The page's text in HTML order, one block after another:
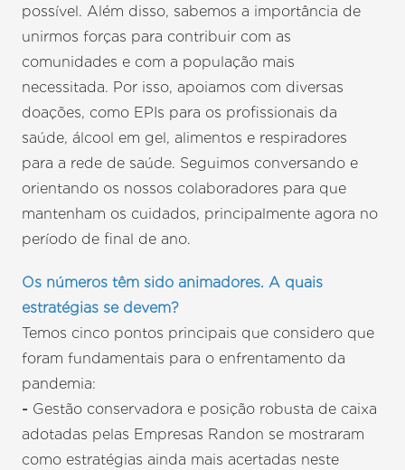
possível. Além disso, sabemos a importância de
unirmos forças para contribuir com as
comunidades e com a população mais
necessitada. Por isso, apoiamos com diversas
doações, como EPIs para os profissionais da
saúde, álcool em gel, alimentos e respiradores
para a rede de saúde. Seguimos conversando e
orientando os nossos colaboradores para que
mantenham os cuidados, principalmente agora no
período de final de ano.
Os números têm sido animadores. A quais
estratégias se devem?
Temos cinco pontos principais que considero que
foram fundamentais para o enfrentamento da
pandemia:
- Gestão conservadora e posição robusta de caixa
adotadas pelas Empresas Randon se mostraram
como estratégias ainda mais acertadas neste